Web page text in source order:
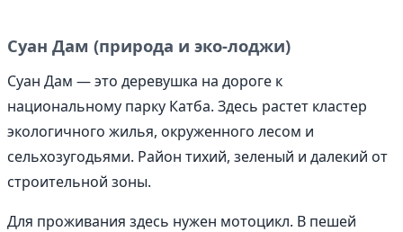
Суан Дам (природа и эко-лоджи)
Суан Дам — это деревушка на дороге к
национальному парку Катба. Здесь растет кластер
экологичного жилья, окруженного лесом и
сельхозугодьями. Район тихий, зеленый и далекий от
строительной зоны.
Для проживания здесь нужен мотоцикл. В пешей